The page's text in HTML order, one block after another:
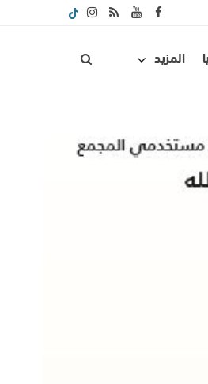
المزيد